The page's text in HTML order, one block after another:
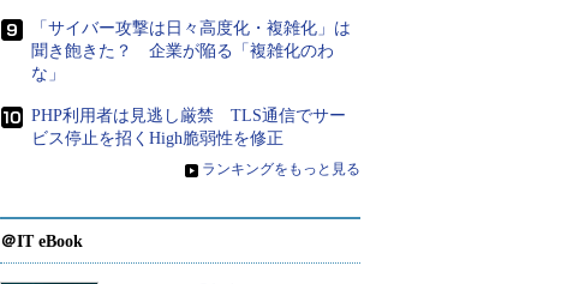
「サイバー攻撃は日々高度化・複雑化」は
聞き飽きた？ 企業が陥る「複雑化のわ
な」
PHP利用者は見逃し厳禁 TLS通信でサー
ビス停止を招くHigh脆弱性を修正
» ランキングをもっと見る
＠IT eBook